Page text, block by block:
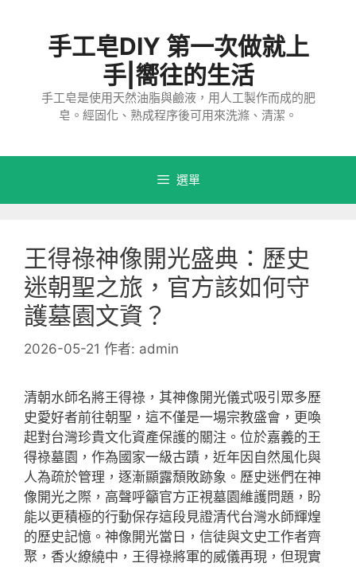
手工皂DIY 第一次做就上
手|嚮往的生活
手工皂是使用天然油脂與鹼液，用人工製作而成的肥
皂。經固化、熟成程序後可用來洗滌、清潔。
選單
王得祿神像開光盛典：歷史
迷朝聖之旅，官方該如何守
護墓園文資？
2026-05-21 作者: admin
清朝水師名將王得祿，其神像開光儀式吸引眾多歷
史愛好者前往朝聖，這不僅是一場宗教盛會，更喚
起對台灣珍貴文化資產保護的關注。位於嘉義的王
得祿墓園，作為國家一級古蹟，近年因自然風化與
人為疏於管理，逐漸顯露頹敗跡象。歷史迷們在神
像開光之際，高聲呼籲官方正視墓園維護問題，盼
能以更積極的行動保存這段見證清代台灣水師輝煌
的歷史記憶。神像開光當日，信徒與文史工作者齊
聚，香火繚繞中，王得祿將軍的威儀再現，但現實